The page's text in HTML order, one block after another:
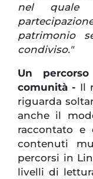
nel quale
patrimonio
condiviso."
Un
comunità - Il
riguarda
anche il
raccontato e
contenuti
percorsi in
livelli di